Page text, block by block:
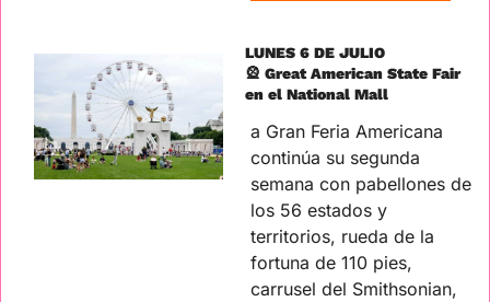
LUNES 6 DE JULIO
🎡 Great American State Fair
en el National Mall
a Gran Feria Americana
continúa su segunda
semana con pabellones de
los 56 estados y
territorios, rueda de la
fortuna de 110 pies,
carrusel del Smithsonian,